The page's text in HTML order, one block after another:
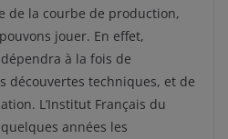
de la courbe de production,
jouer. En effet,
à la fois de
découvertes techniques, et de
L’Institut Français du
années les